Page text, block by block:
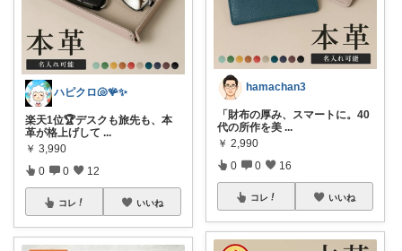
ハピクロ🐚🪸✨
楽天1位🏆デスクも旅先も、本
革が格上げして ...
￥ 3,990
0 0 12
コレ いいね
hamachan3
「財布の厚み、スマートに。40
代の所作を美 ...
￥ 2,990
0 0 16
コレ いいね